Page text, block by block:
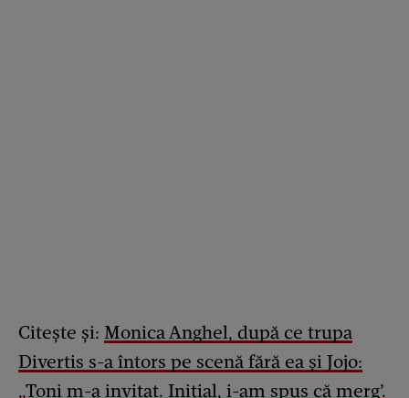
Citește și: Monica Anghel, după ce trupa
Divertis s-a întors pe scenă fără ea și Jojo:
„Toni m-a invitat. Inițial, i-am spus că merg’.